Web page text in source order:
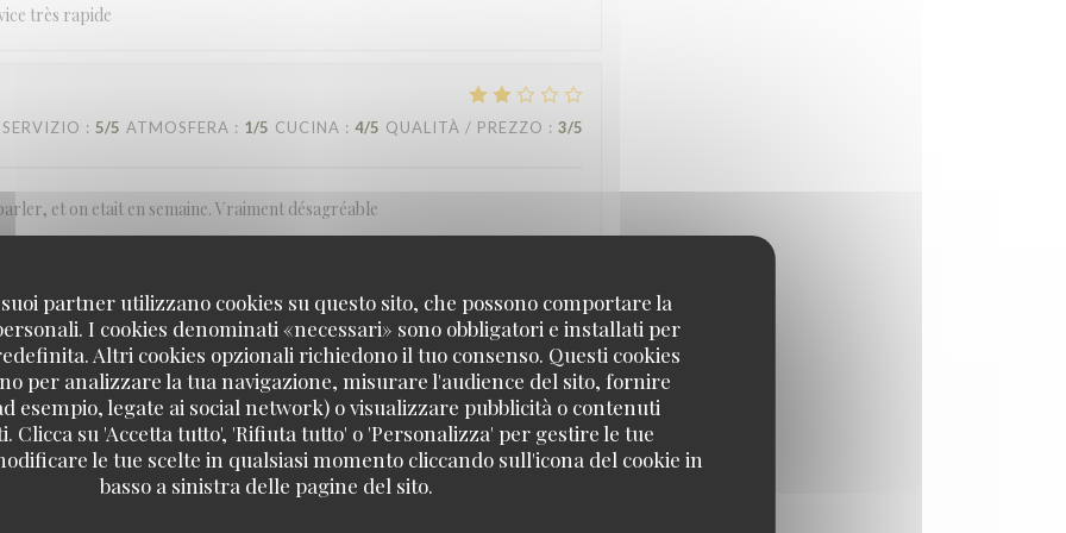
partner utilizzano cookies su questo sito, che possono comportare la
I cookies denominati «necessari» sono obbligatori e installati per
Altri cookies opzionali richiedono il tuo consenso. Questi cookies
per analizzare la tua navigazione, misurare l'audience del sito, fornire
esempio, legate ai social network) o visualizzare pubblicità o contenuti
Clicca su 'Accetta tutto', 'Rifiuta tutto' o 'Personalizza' per gestire le tue
le tue scelte in qualsiasi momento cliccando sull'icona del cookie in
basso a sinistra delle pagine del sito.
très rapide
SERVIZIO : 5/5 ATMOSFERA : 1/5 CUCINA : 4/5 QUALITÀ / PREZZO : 3/5
et on etait en semaine. Vraiment désagréable
SERVIZIO : ATMOSFERA CUCINA /5 QUALITÀ / PREZZO 5
Merci a elle! Elle a rendu notre soirée encore plus agréable